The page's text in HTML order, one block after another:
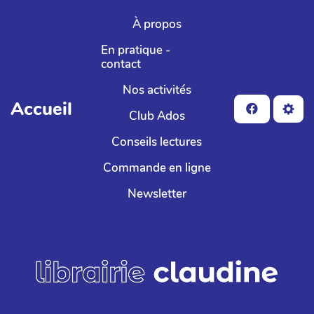
Aller au contenu principal
Accueil
À propos
En pratique -
contact
Nos activités
Club Ados
Conseils lectures
Commande en ligne
Newsletter